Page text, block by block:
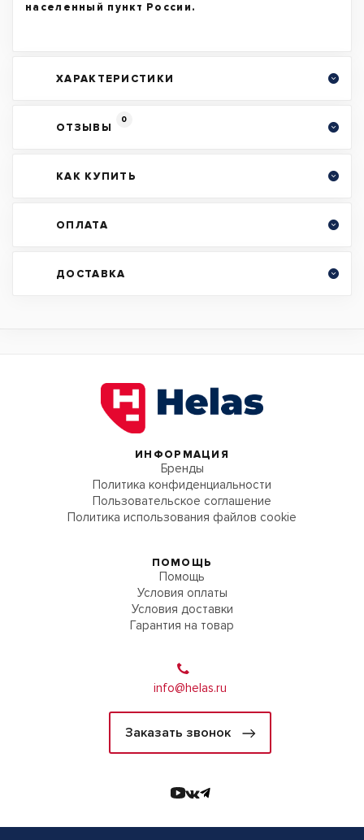
населенный пункт России.
ХАРАКТЕРИСТИКИ
ОТЗЫВЫ
0
КАК КУПИТЬ
ОПЛАТА
ДОСТАВКА
ИНФОРМАЦИЯ
Бренды
Политика конфиденциальности
Пользовательское соглашение
Политика использования файлов cookie
ПОМОЩЬ
Помощь
Условия оплаты
Условия доставки
Гарантия на товар
info@helas.ru
Заказать звонок